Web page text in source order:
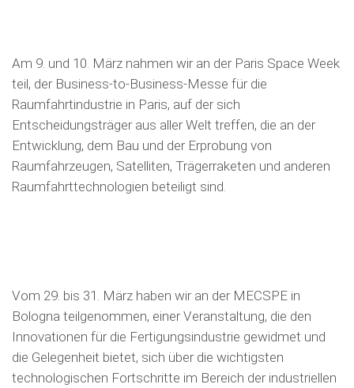
Am 9. und 10. März nahmen wir an der Paris Space Week
teil, der Business-to-Business-Messe für die
Raumfahrtindustrie in Paris, auf der sich
Entscheidungsträger aus aller Welt treffen, die an der
Entwicklung, dem Bau und der Erprobung von
Raumfahrzeugen, Satelliten, Trägerraketen und anderen
Raumfahrttechnologien beteiligt sind.
Vom 29. bis 31. März haben wir an der MECSPE in
Bologna teilgenommen, einer Veranstaltung, die den
Innovationen für die Fertigungsindustrie gewidmet und
die Gelegenheit bietet, sich über die wichtigsten
technologischen Fortschritte im Bereich der industriellen